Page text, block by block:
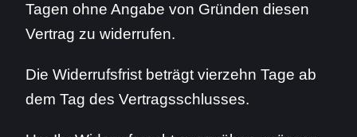
Tagen ohne Angabe von Gründen diesen
Vertrag zu widerrufen.
Die Widerrufsfrist beträgt vierzehn Tage ab
dem Tag des Vertragsschlusses.